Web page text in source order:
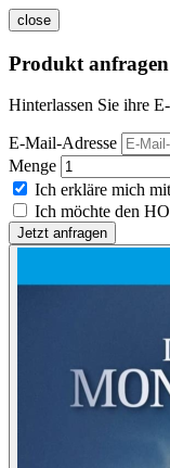
close
Produkt anfragen
Hinterlassen Sie ihre
E-Mail-Adresse
Menge
Ich erkläre mich
Ich möchte den